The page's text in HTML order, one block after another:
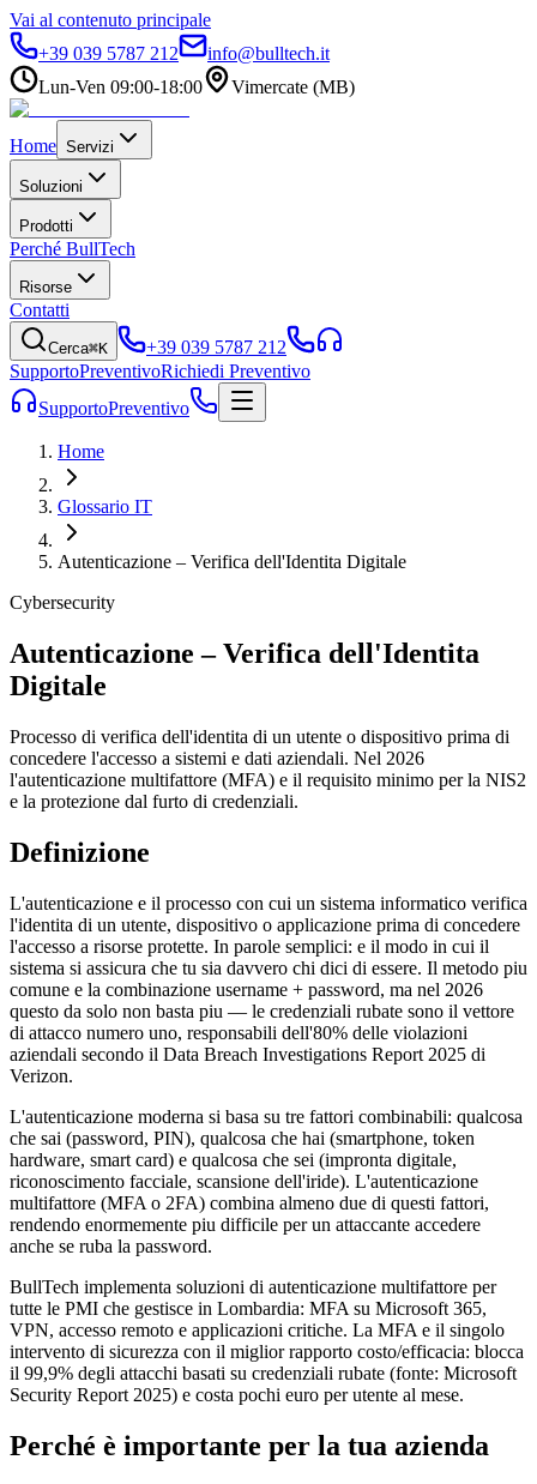
Vai al contenuto principale
+39 039 5787 212
info@bulltech.it
Lun-Ven 09:00-18:00
Vimercate (MB)
Home Servizi
Soluzioni
Prodotti
Perché BullTech
Risorse
Contatti
Cerca⌘K
+39 039 5787 212
SupportoPreventivoRichiedi Preventivo
SupportoPreventivo
Home
Glossario IT
Autenticazione – Verifica dell'Identita Digitale
Cybersecurity
Autenticazione – Verifica dell'Identita
Digitale
Processo di verifica dell'identita di un utente o dispositivo prima di
concedere l'accesso a sistemi e dati aziendali. Nel 2026
l'autenticazione multifattore (MFA) e il requisito minimo per la NIS2
e la protezione dal furto di credenziali.
Definizione
L'autenticazione e il processo con cui un sistema informatico verifica
l'identita di un utente, dispositivo o applicazione prima di concedere
l'accesso a risorse protette. In parole semplici: e il modo in cui il
sistema si assicura che tu sia davvero chi dici di essere. Il metodo piu
comune e la combinazione username + password, ma nel 2026
questo da solo non basta piu — le credenziali rubate sono il vettore
di attacco numero uno, responsabili dell'80% delle violazioni
aziendali secondo il Data Breach Investigations Report 2025 di
Verizon.
L'autenticazione moderna si basa su tre fattori combinabili: qualcosa
che sai (password, PIN), qualcosa che hai (smartphone, token
hardware, smart card) e qualcosa che sei (impronta digitale,
riconoscimento facciale, scansione dell'iride). L'autenticazione
multifattore (MFA o 2FA) combina almeno due di questi fattori,
rendendo enormemente piu difficile per un attaccante accedere
anche se ruba la password.
BullTech implementa soluzioni di autenticazione multifattore per
tutte le PMI che gestisce in Lombardia: MFA su Microsoft 365,
VPN, accesso remoto e applicazioni critiche. La MFA e il singolo
intervento di sicurezza con il miglior rapporto costo/efficacia: blocca
il 99,9% degli attacchi basati su credenziali rubate (fonte: Microsoft
Security Report 2025) e costa pochi euro per utente al mese.
Perché è importante per la tua azienda